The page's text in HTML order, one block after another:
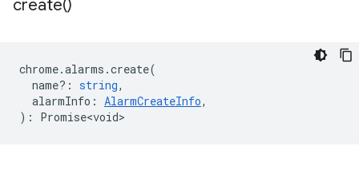
create()
chrome.alarms .create(
name? : string,
alarmInfo : AlarmCreateInfo,
) : Promise<void>